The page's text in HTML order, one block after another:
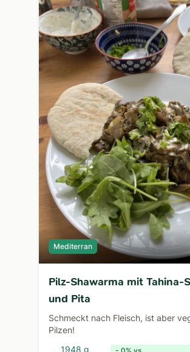
Mediterran
Pilz-Shawarma mit Tahina-
und Pita
Schmeckt nach Fleisch, ist aber
Pilzen!
1948 g